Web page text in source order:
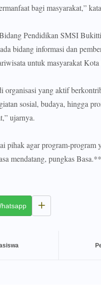
bagi masyarakat,”
Pendidikan SMSI
bidang informasi dan
untuk masyarakat
yang aktif
sosial, budaya, hingga
ujarnya.
pihak agar program-program
mendatang, pungkas